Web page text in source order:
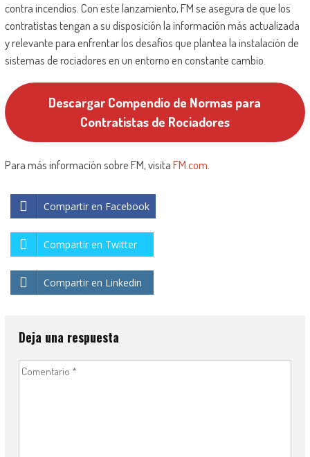
contra incendios. Con este lanzamiento, FM se asegura de que los
contratistas tengan a su disposición la información más actualizada
y relevante para enfrentar los desafíos que plantea la instalación de
sistemas de rociadores en un entorno en constante cambio.
Descargar Compendio de Normas para
Contratistas de Rociadores
Para más información sobre FM, visitaFM.com
Compartir en Facebook
Compartir en Twitter
Compartir en Linkedin
Deja una respuesta